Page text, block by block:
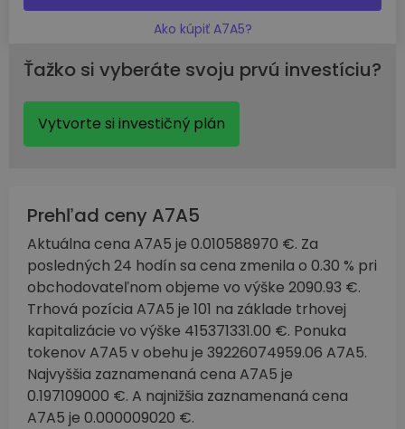
Ako kúpiť A7A5?
Ťažko si vyberáte svoju prvú investíciu?
Vytvorte si investičný plán
Prehľad ceny A7A5
Aktuálna cena A7A5 je 0.010588970 €. Za
posledných 24 hodín sa cena zmenila o 0.30 % pri
obchodovateľnom objeme vo výške 2090.93 €.
Trhová pozícia A7A5 je 101 na základe trhovej
kapitalizácie vo výške 415371331.00 €. Ponuka
tokenov A7A5 v obehu je 39226074959.06 A7A5.
Najvyššia zaznamenaná cena A7A5 je
0.197109000 €. A najnižšia zaznamenaná cena
A7A5 je 0.000009020 €.